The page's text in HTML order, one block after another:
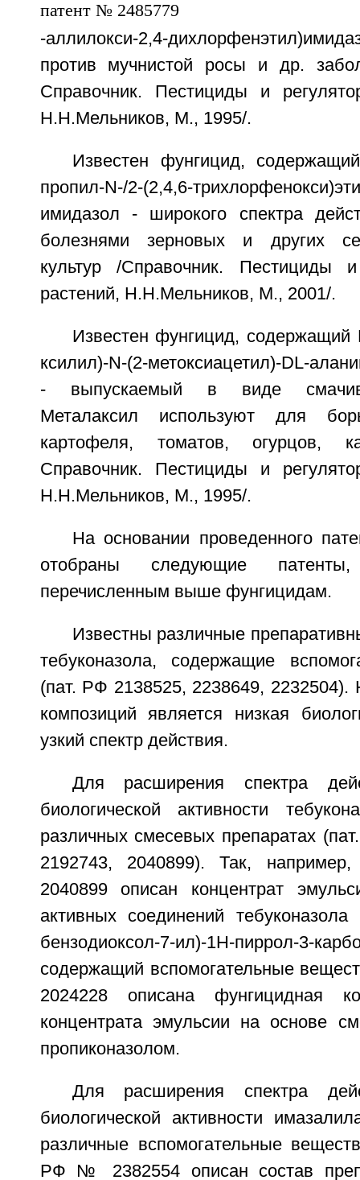
-аллилокси-2,4-
против мучнистой росы и др.
Справочник. Пестициды и
Н.Н.Мельников, М., 1995/.
Известен фунгицид,
пропил-N-/2-(2,4,6-
имидазол - широкого спектра
болезнями зерновых и других
культур /Справочник. Пестициды
растений, Н.Н.Мельников, М., 2001/.
Известен фунгицид, содержащий
ксилил)-N-(2-метоксиацетил)-DL-
- выпускаемый в виде
Металаксил используют для
картофеля, томатов, огурцов,
Справочник. Пестициды и
Н.Н.Мельников, М., 1995/.
На основании проведенного
отобраны следующие
перечисленным выше фунгицидам.
Известны различные
тебуконазола, содержащие
(пат. РФ 2138525, 2238649, 2232504).
композиций является низкая
узкий спектр действия.
Для расширения спектра
биологической активности
различных смесевых препаратах
2192743, 2040899). Так,
2040899 описан концентрат
активных соединений
бензодиоксол-7-ил)-1Н-пиррол-3-
содержащий вспомогательные
2024228 описана фунгицидная
концентрата эмульсии на основе
пропиконазолом.
Для расширения спектра
биологической активности
различные вспомогательные
РФ № 2382554 описан состав